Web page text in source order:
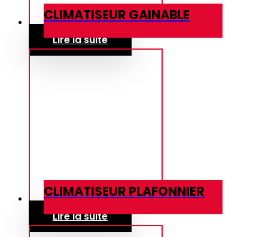
CLIMATISEUR GAINABLE
Lire la suite
CLIMATISEUR PLAFONNIER
Lire la suite